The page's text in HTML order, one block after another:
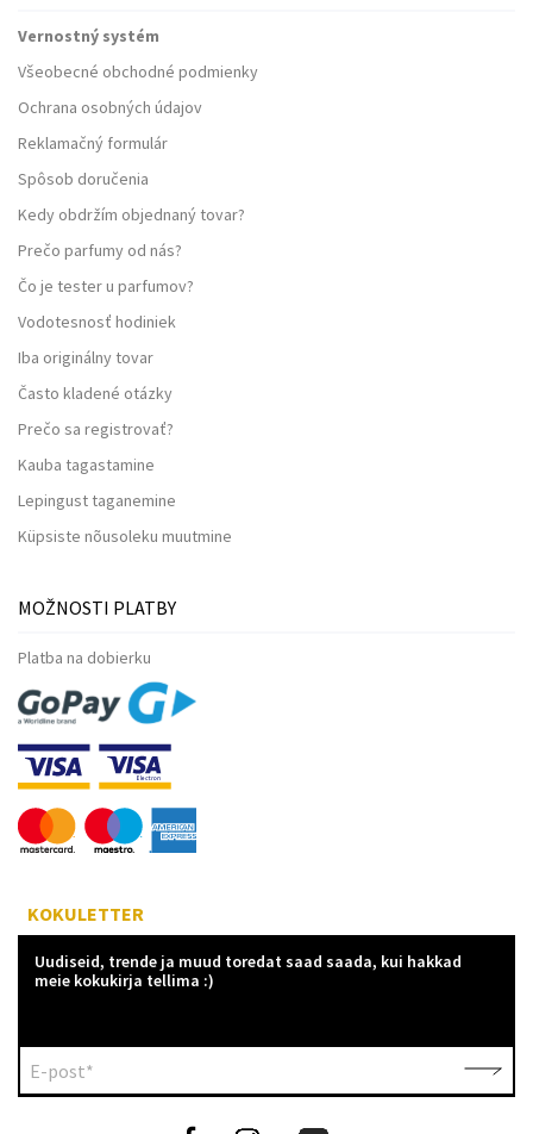
Vernostný systém
Všeobecné obchodné podmienky
Ochrana osobných údajov
Reklamačný formulár
Spôsob doručenia
Kedy obdržím objednaný tovar?
Prečo parfumy od nás?
Čo je tester u parfumov?
Vodotesnosť hodiniek
Iba originálny tovar
Často kladené otázky
Prečo sa registrovať?
Kauba tagastamine
Lepingust taganemine
Küpsiste nõusoleku muutmine
MOŽNOSTI PLATBY
Platba na dobierku
KOKULETTER
Uudiseid, trende ja muud toredat saad saada, kui hakkad
meie kokukirja tellima :)
E-post*